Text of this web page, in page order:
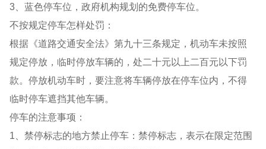
3、蓝色停车位，政府机构规划的免费停车位。
不按规定停车怎样处罚：
根据《道路交通安全法》第九十三条规定，机动车未按照
规定停放，临时停放车辆的，处二十元以上二百元以下罚
款。停放机动车时，要注意将车辆停放在停车位内，不得
临时停车遮挡其他车辆。
停车的注意事项：
1、禁停标志的地方禁止停车：禁停标志，表示在限定范围